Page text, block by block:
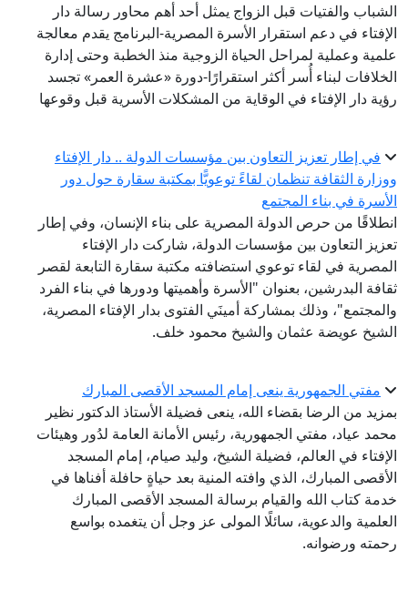
الشباب والفتيات قبل الزواج يمثل أحد أهم محاور رسالة دار
الإفتاء في دعم استقرار الأسرة المصرية-البرنامج يقدم معالجة
علمية وعملية لمراحل الحياة الزوجية منذ الخطبة وحتى إدارة
الخلافات لبناء أُسر أكثر استقرارًا-دورة «عشرة العمر» تجسد
رؤية دار الإفتاء في الوقاية من المشكلات الأسرية قبل وقوعها
في إطار تعزيز التعاون بين مؤسسات الدولة .. دار الإفتاء
ووزارة الثقافة تنظمان لقاءً توعويًّا بمكتبة سقارة حول دور
الأسرة في بناء المجتمع
انطلاقًا من حرص الدولة المصرية على بناء الإنسان، وفي إطار
تعزيز التعاون بين مؤسسات الدولة، شاركت دار الإفتاء
المصرية في لقاء توعوي استضافته مكتبة سقارة التابعة لقصر
ثقافة البدرشين، بعنوان "الأسرة وأهميتها ودورها في بناء الفرد
والمجتمع"، وذلك بمشاركة أمينَي الفتوى بدار الإفتاء المصرية،
الشيخ عويضة عثمان والشيخ محمود خلف.
مفتي الجمهورية ينعى إمام المسجد الأقصى المبارك
بمزيد من الرضا بقضاء الله، ينعى فضيلة الأستاذ الدكتور نظير
محمد عياد، مفتي الجمهورية، رئيس الأمانة العامة لدُور وهيئات
الإفتاء في العالم، فضيلة الشيخ، وليد صيام، إمام المسجد
الأقصى المبارك، الذي وافته المنية بعد حياةٍ حافلة أفناها في
خدمة كتاب الله والقيام برسالة المسجد الأقصى المبارك
العلمية والدعوية، سائلًا المولى عز وجل أن يتغمده بواسع
رحمته ورضوانه.